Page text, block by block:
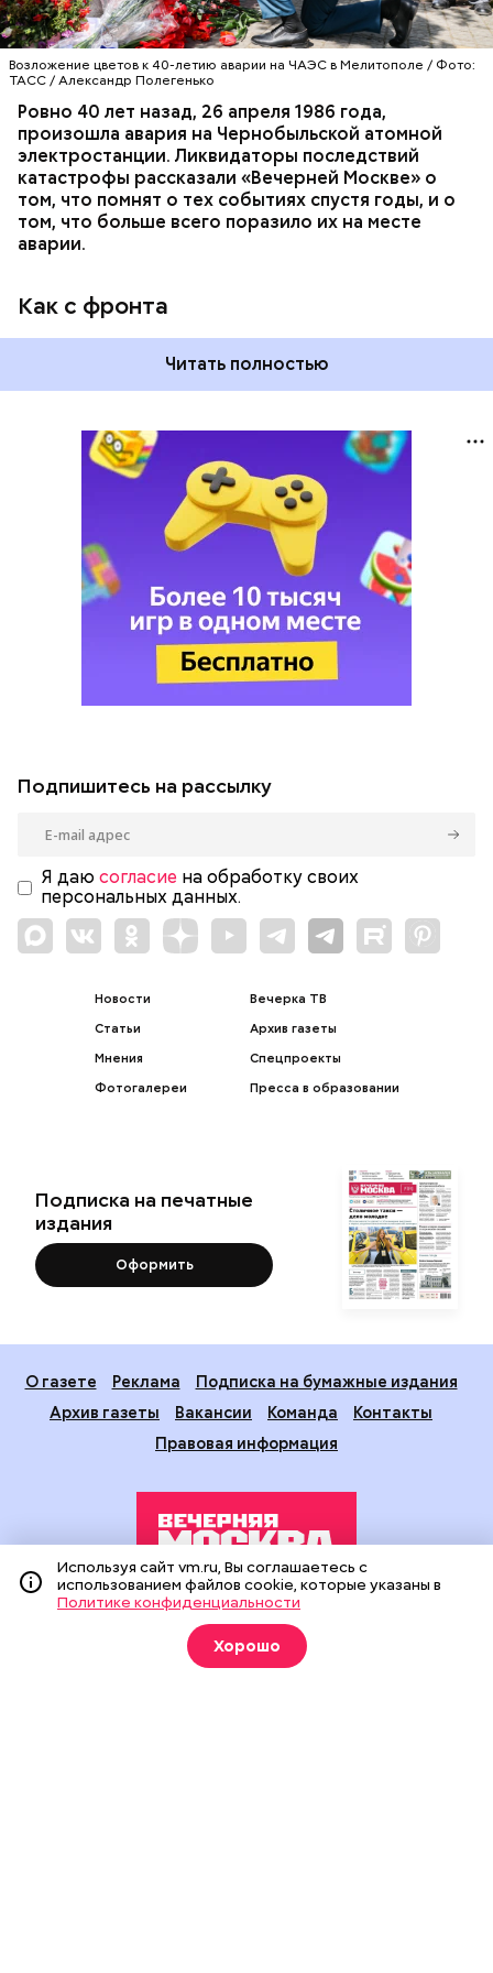
Возложение цветов к 40-летию аварии на ЧАЭС в Мелитополе / Фото:
ТАСС / Александр Полегенько
Ровно 40 лет назад, 26 апреля 1986 года,
произошла авария на Чернобыльской атомной
электростанции. Ликвидаторы последствий
катастрофы рассказали «Вечерней Москве» о
том, что помнят о тех событиях спустя годы, и о
том, что больше всего поразило их на месте
аварии.
Как с фронта
Читать полностью
Подпишитесь на рассылку
Я даю согласие на обработку своих
персональных данных.
Новости
Статьи
Мнения
Фотогалереи
Вечерка ТВ
Архив газеты
Спецпроекты
Пресса в образовании
Подписка на печатные
издания
Оформить
О газете Реклама
Подписка на бумажные издания
Архив газеты
Вакансии Команда
Контакты
Правовая информация
Издание создано при финансовой поддержке Департамента
средств массовой информации и рекламы города Москвы.
На сайте применяются рекомендательные технологии
(информационные технологии предоставления информации
Используя сайт vm.ru, Вы соглашаетесь с
использованием файлов cookie, которые указаны в
Политике конфиденциальности
Хорошо